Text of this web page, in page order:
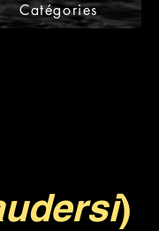
Catégories
)